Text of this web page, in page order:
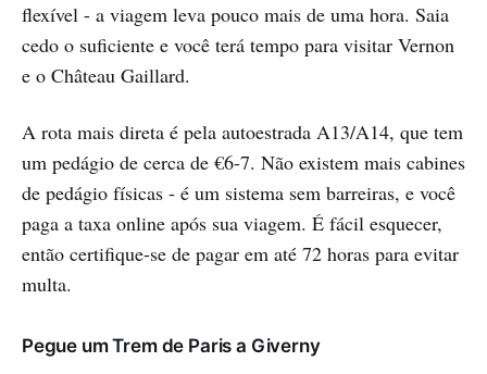
flexível - a viagem leva pouco mais de uma hora. Saia
cedo o suficiente e você terá tempo para visitar Vernon
e o Château Gaillard.
A rota mais direta é pela autoestrada A13/A14, que tem
um pedágio de cerca de €6-7. Não existem mais cabines
de pedágio físicas - é um sistema sem barreiras, e você
paga a taxa online após sua viagem. É fácil esquecer,
então certifique-se de pagar em até 72 horas para evitar
multa.
Pegue um Trem de Paris a Giverny